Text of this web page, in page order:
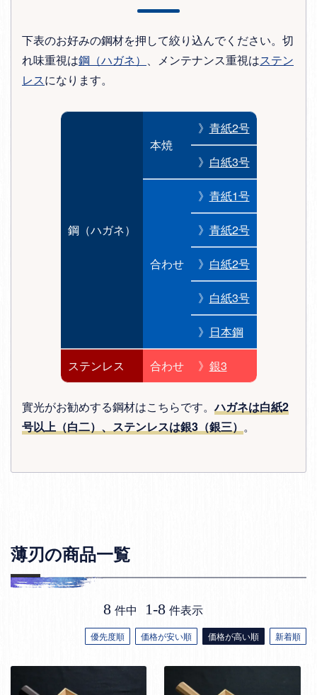
下表のお好みの鋼材を押して絞り込んでください。切
れ味重視は鋼（ハガネ） 、メンテナンス重視はステン
レスになります。
鋼（ハガネ）
本焼
》 青紙2号
》 白紙3号
合わせ
》 青紙1号
》 青紙2号
》 白紙2号
》 白紙3号
》 日本鋼
ステンレス 合わせ 》 銀3
實光がお勧めする鋼材はこちらです。ハガネは白紙2
号以上（白二）、ステンレスは銀3（銀三） 。
薄刃の商品一覧
優先度順 価格が安い順 価格が高い順 新着順
8 件中 1-8 件表示